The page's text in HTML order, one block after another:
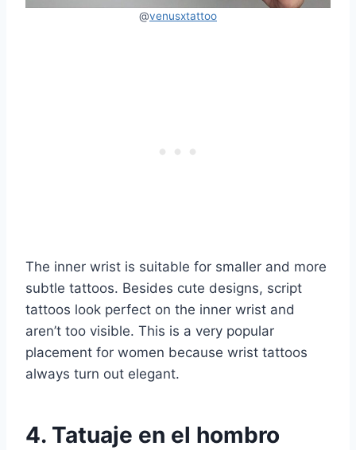
@venusxtattoo
The inner wrist is suitable for smaller and more
subtle tattoos. Besides cute designs, script
tattoos look perfect on the inner wrist and
aren’t too visible. This is a very popular
placement for women because wrist tattoos
always turn out elegant.
4. Tatuaje en el hombro